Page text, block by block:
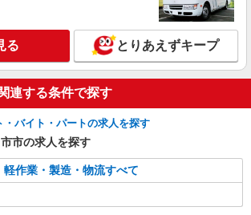
パートナーズ株式会社
酒の調合・投入（日勤）
時給1500円 ※交通費全額支給（規定あり）
月収例】25.1万円（20日勤務＋残業10h）
三重県四日市市楠町
る とりあえずキープ
連する条件で探す
・バイト・パートの求人を探す
市の求人を探す
軽作業・製造・物流すべて